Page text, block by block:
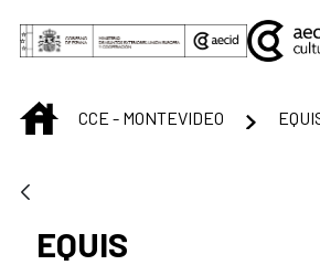
Saltar al contenido principal
INICIOCCE - MONTEVIDEO
EQUIS